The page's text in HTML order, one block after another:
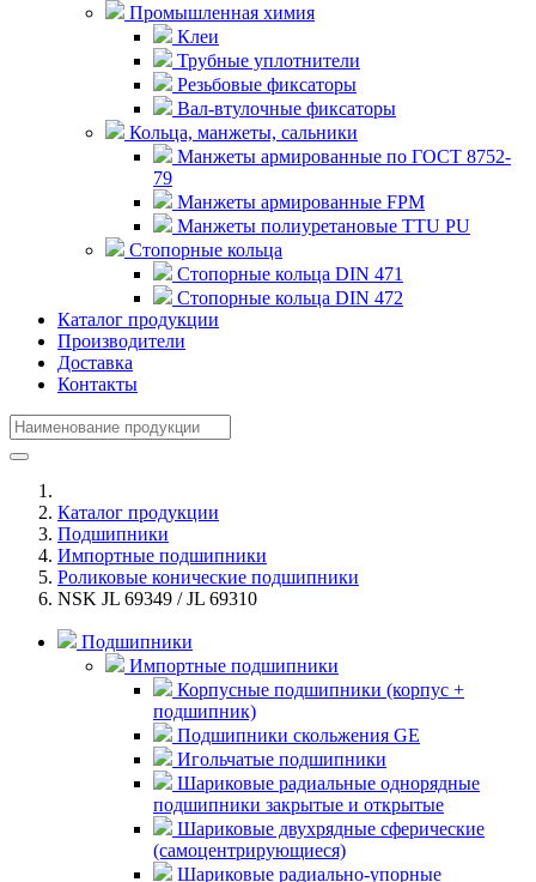
Промышленная химия
Клеи
Трубные уплотнители
Резьбовые фиксаторы
Вал-втулочные фиксаторы
Кольца, манжеты, сальники
Манжеты армированные по ГОСТ 8752-
79
Манжеты армированные FPM
Манжеты полиуретановые TTU PU
Стопорные кольца
Стопорные кольца DIN 471
Стопорные кольца DIN 472
Каталог продукции
Производители
Доставка
Контакты
Каталог продукции
Подшипники
Импортные подшипники
Роликовые конические подшипники
NSK JL 69349 / JL 69310
Подшипники
Импортные подшипники
Корпусные подшипники (корпус +
подшипник)
Подшипники скольжения GE
Игольчатые подшипники
Шариковые радиальные однорядные
подшипники закрытые и открытые
Шариковые двухрядные сферические
(самоцентрирующиеся)
Шариковые радиально-упорные